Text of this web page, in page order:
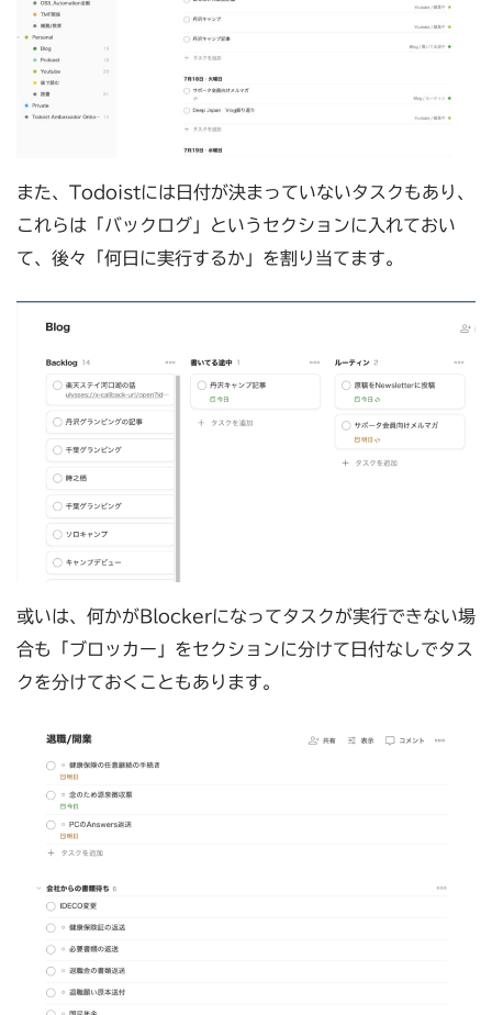
また、Todoistには日付が決まっていないタスクもあり、
これらは「バックログ」というセクションに入れておい
て、後々「何日に実行するか」を割り当てます。
或いは、何かがBlockerになってタスクが実行できない場
合も「ブロッカー」をセクションに分けて日付なしでタス
クを分けておくこともあります。